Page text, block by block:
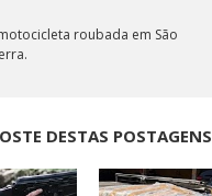
roubada em São
DESTAS POSTAGENS